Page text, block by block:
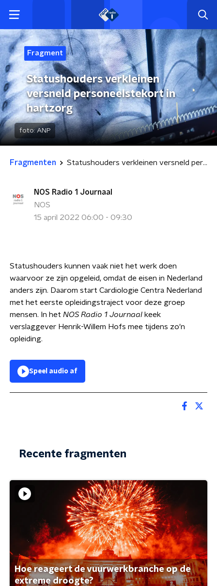
Fragment
Statushouders verkleinen
versneld personeelstekort in
hartzorg
foto:ANP
Fragmenten Statushouders verkleinen versneld personeelstekort in hartzorg
NOS Radio 1 Journaal
NOS
15 april 2022 06:00 - 09:30
Statushouders kunnen vaak niet het werk doen
waarvoor ze zijn opgeleid, omdat de eisen in Nederland
anders zijn. Daarom start Cardiologie Centra Nederland
met het eerste opleidingstraject voor deze groep
mensen. In het NOS Radio 1 Journaal keek
verslaggever Henrik-Willem Hofs mee tijdens zo'n
opleiding.
Speel audio af
Recente fragmenten
Hoe reageert de vuurwerkbranche op de
extreme droogte?